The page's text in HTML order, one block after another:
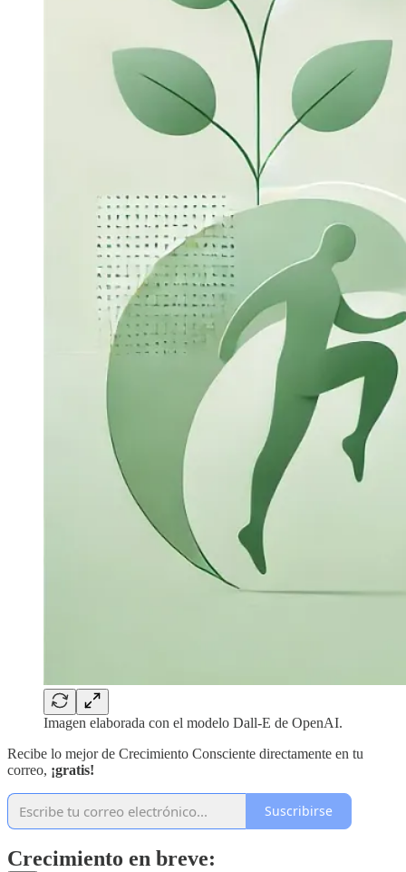
Imagen elaborada con el modelo Dall-E de OpenAI.
Recibe lo mejor de Crecimiento Consciente directamente en tu
correo, ¡gratis!
Suscribirse
Crecimiento en breve: